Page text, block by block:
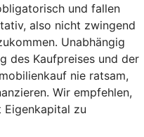
und fallen
also nicht zwingend
Unabhängig
des Kaufpreises und der
nie ratsam,
Wir empfehlen,
zu